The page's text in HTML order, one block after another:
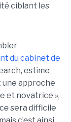
ciblant les
du cabinet de
estime
une approche
et novatrice »,
sera difficile